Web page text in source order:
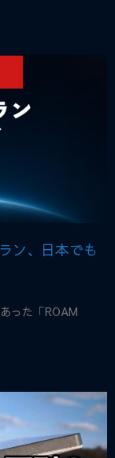
ン、日本でも
った「ROAM